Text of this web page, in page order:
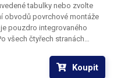
tabulky nebo zvolte
obvodů povrchové montáže
je pouzdro integrovaného
všech čtyřech stranách
Y1188 je určena pro
Koupit